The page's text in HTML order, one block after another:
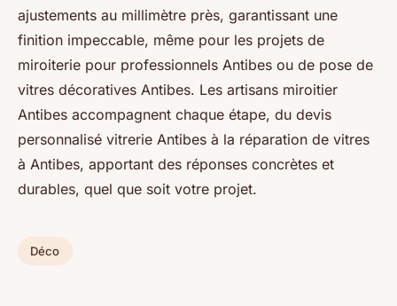
ajustements au millimètre près, garantissant une
finition impeccable, même pour les projets de
miroiterie pour professionnels Antibes ou de pose de
vitres décoratives Antibes. Les artisans miroitier
Antibes accompagnent chaque étape, du devis
personnalisé vitrerie Antibes à la réparation de vitres
à Antibes, apportant des réponses concrètes et
durables, quel que soit votre projet.
Déco